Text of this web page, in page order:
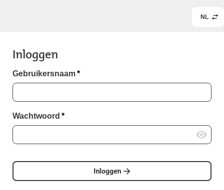
NL
Inloggen
Gebruikersnaam*
Wachtwoord *
Inloggen